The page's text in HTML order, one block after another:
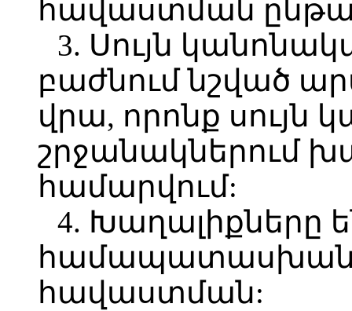
հավաստման
3. Սույն
բաժնում նշված
վրա, որոնք սույն
շրջանակներում
համարվում:
4. Խաղալիքները
հավաստման: